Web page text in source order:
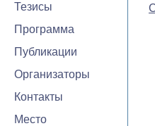
Тезисы
Программа
Публикации
Организаторы
Контакты
Место